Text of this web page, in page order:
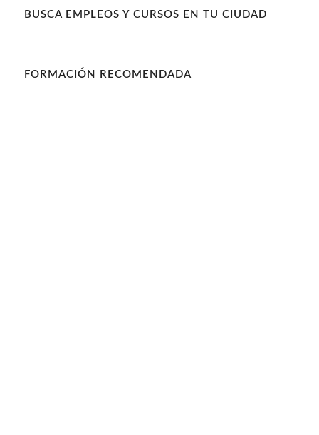
BUSCA EMPLEOS Y CURSOS EN TU CIUDAD
FORMACIÓN RECOMENDADA